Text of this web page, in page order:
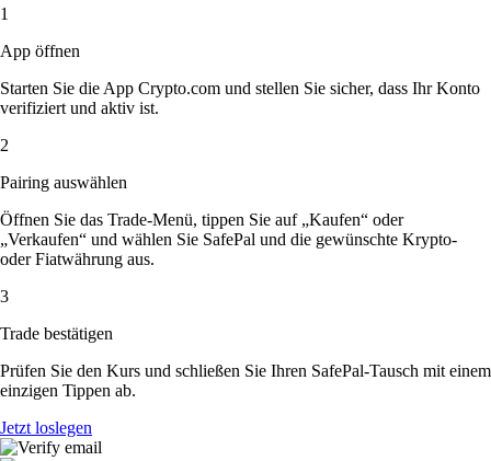
1
App öffnen
Starten Sie die App Crypto.com und stellen Sie sicher, dass Ihr Konto
verifiziert und aktiv ist.
2
Pairing auswählen
Öffnen Sie das Trade-Menü, tippen Sie auf „Kaufen“ oder
„Verkaufen“ und wählen Sie SafePal und die gewünschte Krypto-
oder Fiatwährung aus.
3
Trade bestätigen
Prüfen Sie den Kurs und schließen Sie Ihren SafePal-Tausch mit einem
einzigen Tippen ab.
Jetzt loslegen